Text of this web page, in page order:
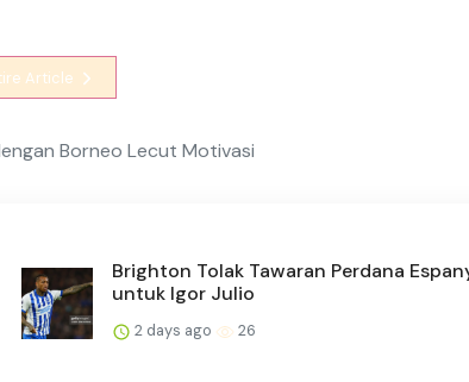
Article
Borneo Lecut Motivasi
Brighton Tolak Tawaran Perdana
untuk Igor Julio
2 days ago 26